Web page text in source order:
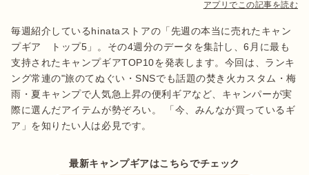
アプリでこの記事を読む
毎週紹介しているhinataストアの「先週の本当に売れたキャン
プギア トップ5」。その4週分のデータを集計し、6月に最も
支持されたキャンプギアTOP10を発表します。今回は、ランキ
ング常連の"旅のてぬぐい・SNSでも話題の焚き火カスタム・梅
雨・夏キャンプで人気急上昇の便利ギアなど、キャンパーが実
際に選んだアイテムが勢ぞろい。 「今、みんなが買っているギ
ア」を知りたい人は必見です。
最新キャンプギアはこちらでチェック